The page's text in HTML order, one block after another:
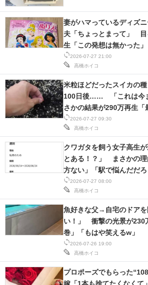
2026-07-27 21:00
高橋ホイコ
妻がハマっているディズ
夫「ちょっとまって」 目
生「この発想は無かった
な？！」
2026-07-27 09:30
高橋ホイコ
米粒ほどだったスイカの
100日後…… 「これは今
さかの結果が290万再生「
う」「私も育てたい」【海
2026-07-27 08:00
高橋ホイコ
クワガタを飼う女子高生
とある！？」 まさかの理
方ない」「駅で悩んだだろ
2026-07-26 19:00
高橋ホイコ
魚好きな父→自宅のドア
い！」 衝撃の光景が230
巻」「もはや笑えるw」
プロポーズでもらった